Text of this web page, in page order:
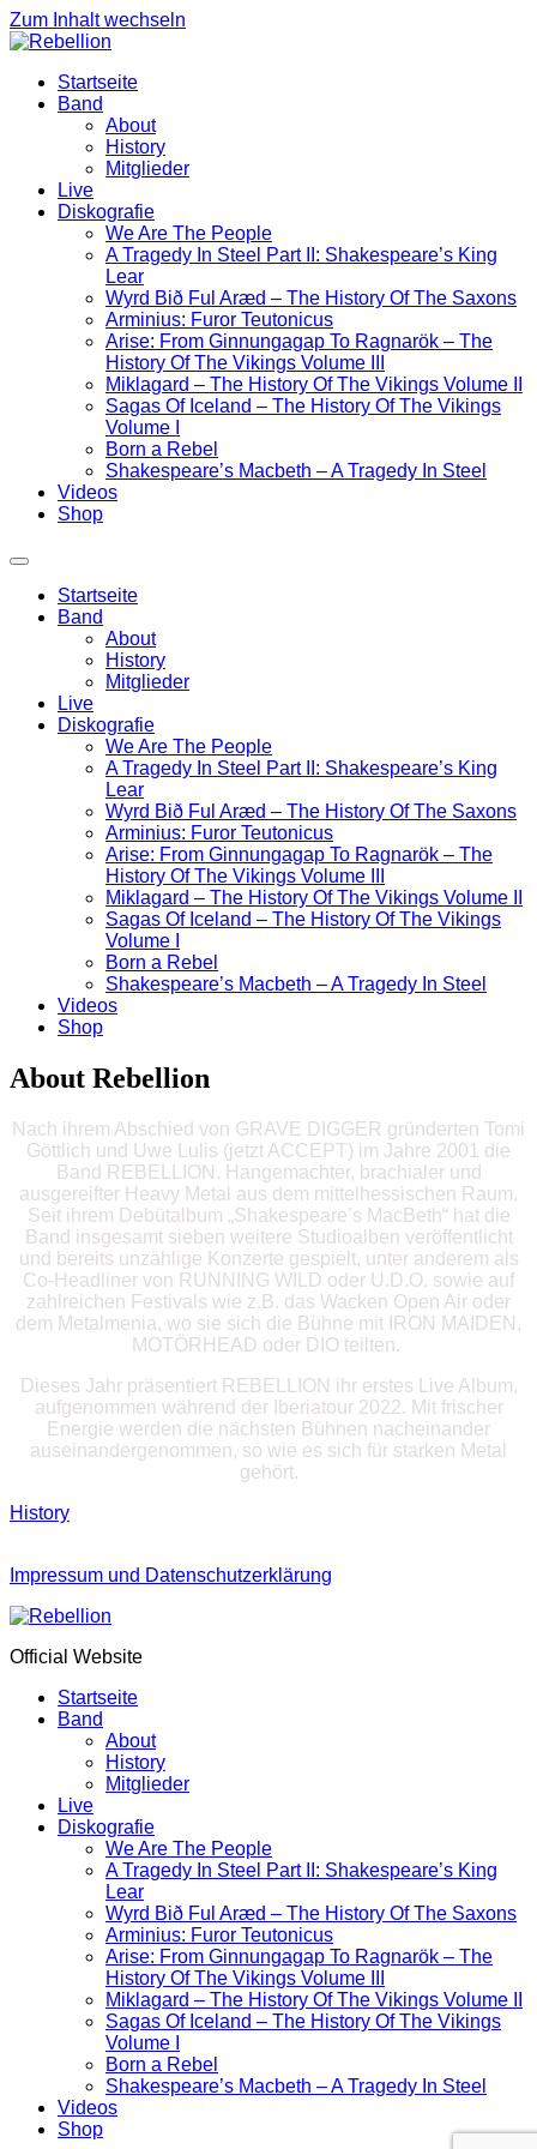
Zum Inhalt wechseln
Startseite
Band
About
History
Mitglieder
Live
Diskografie
We Are The People
A Tragedy In Steel Part II: Shakespeare’s King
Lear
Wyrd Bið Ful Aræd – The History Of The Saxons
Arminius: Furor Teutonicus
Arise: From Ginnungagap To Ragnarök – The
History Of The Vikings Volume III
Miklagard – The History Of The Vikings Volume II
Sagas Of Iceland – The History Of The Vikings
Volume I
Born a Rebel
Shakespeare’s Macbeth – A Tragedy In Steel
Videos
Shop
Startseite
Band
About
History
Mitglieder
Live
Diskografie
We Are The People
A Tragedy In Steel Part II: Shakespeare’s King
Lear
Wyrd Bið Ful Aræd – The History Of The Saxons
Arminius: Furor Teutonicus
Arise: From Ginnungagap To Ragnarök – The
History Of The Vikings Volume III
Miklagard – The History Of The Vikings Volume II
Sagas Of Iceland – The History Of The Vikings
Volume I
Born a Rebel
Shakespeare’s Macbeth – A Tragedy In Steel
Videos
Shop
About Rebellion
Nach ihrem Abschied von GRAVE DIGGER gründerten Tomi
Göttlich und Uwe Lulis (jetzt ACCEPT) im Jahre 2001 die
Band REBELLION. Hangemachter, brachialer und
ausgereifter Heavy Metal aus dem mittelhessischen Raum.
Seit ihrem Debütalbum „Shakespeare’s MacBeth“ hat die
Band insgesamt sieben weitere Studioalben veröffentlicht
und bereits unzählige Konzerte gespielt, unter anderem als
Co-Headliner von RUNNING WILD oder U.D.O. sowie auf
zahlreichen Festivals wie z.B. das Wacken Open Air oder
dem Metalmenia, wo sie sich die Bühne mit IRON MAIDEN,
MOTÖRHEAD oder DIO teilten.
Dieses Jahr präsentiert REBELLION ihr erstes Live Album,
aufgenommen während der Iberiatour 2022. Mit frischer
Energie werden die nächsten Bühnen nacheinander
auseinandergenommen, so wie es sich für starken Metal
gehört.
History
Impressum und Datenschutzerklärung
Official Website
Startseite
Band
About
History
Mitglieder
Live
Diskografie
We Are The People
A Tragedy In Steel Part II: Shakespeare’s King
Lear
Wyrd Bið Ful Aræd – The History Of The Saxons
Arminius: Furor Teutonicus
Arise: From Ginnungagap To Ragnarök – The
History Of The Vikings Volume III
Miklagard – The History Of The Vikings Volume II
Sagas Of Iceland – The History Of The Vikings
Volume I
Born a Rebel
Shakespeare’s Macbeth – A Tragedy In Steel
Videos
Shop